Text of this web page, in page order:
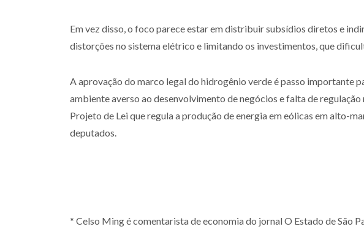
Em vez disso, o foco parece estar em distribuir subsídios diretos e
distorções no sistema elétrico e limitando os investimentos, que
A aprovação do marco legal do hidrogênio verde é passo importante
ambiente averso ao desenvolvimento de negócios e falta de
Projeto de Lei que regula a produção de energia em eólicas em alto-
deputados.
* Celso Ming é comentarista de economia do jornal O Estado de São